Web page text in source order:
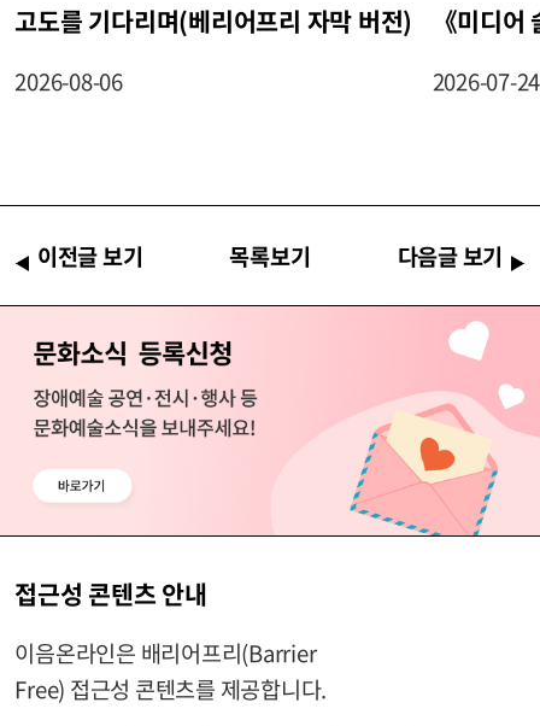
고도를 기다리며(베리어프리 자막 버전)
2026-08-06
《미디
2026-07-24
이전글 보기 목록보기 다음글 보기
접근성 콘텐츠 안내
이음온라인은 배리어프리(Barrier
Free) 접근성 콘텐츠를 제공합니다.